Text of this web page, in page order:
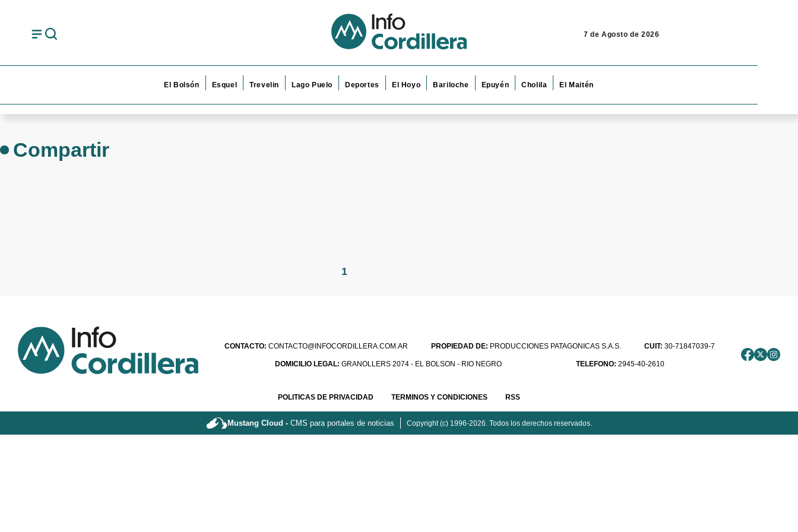
7 de Agosto de 2026
El Bolsón Esquel Trevelin Lago Puelo Deportes El Hoyo Bariloche Epuyén Cholila El Maitén
Compartir
1
CONTACTO: CONTACTO@INFOCORDILLERA.COM.AR PROPIEDAD DE: PRODUCCIONES PATAGONICAS S.A.S. CUIT: 30-71847039-7
DOMICILIO LEGAL:GRANOLLERS 2074 - EL BOLSON - RIO NEGRO TELEFONO: 2945-40-2610
POLITICAS DE PRIVACIDAD TERMINOS Y CONDICIONES RSS
Mustang Cloud - CMS para portales de noticias Copyright (c) 1996-2026. Todos los derechos reservados.